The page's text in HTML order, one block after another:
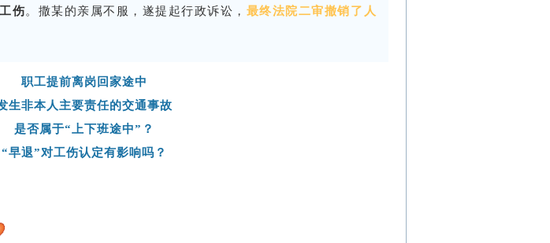
伤。撒某的亲属不服，遂提起行政诉讼， 最终法院二审撤销了人
职工提前离岗回家途中
生非本人主要责任的交通事故
是否属于“上下班途中”？
“早退”对工伤认定有影响吗？